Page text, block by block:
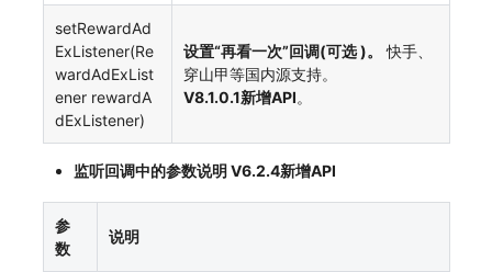
setRewardAd
ExListener(Re
wardAdExList
ener rewardA
dExListener)
设置“再看一次”回调(可选 )。
快手、
穿山甲等国内源支持。
V8.1.0.1新增API。
监听回调中的参数说明 V6.2.4新增API
参
数
说明